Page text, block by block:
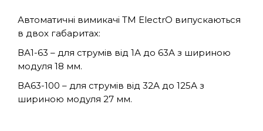
Автоматичні вимикачі TM ElectrO випускаються
в двох габаритах:
ВА1-63 – для струмів від 1А до 63А з шириною
модуля 18 мм.
ВА63-100 – для струмів від 32А до 125А з
шириною модуля 27 мм.